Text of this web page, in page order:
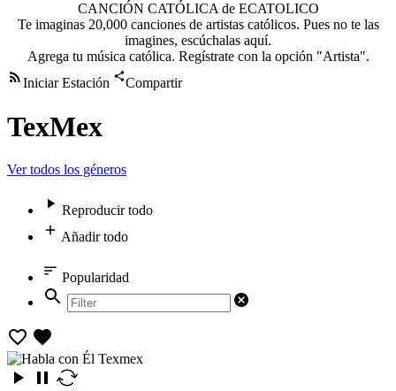
CANCIÓN CATÓLICA de ECATOLICO
Te imaginas 20,000 canciones de artistas católicos. Pues no te las
imagines, escúchalas aquí.
Agrega tu música católica. Regístrate con la opción "Artista".
Iniciar Estación
Compartir
TexMex
Ver todos los géneros
Reproducir todo
Añadir todo
Popularidad